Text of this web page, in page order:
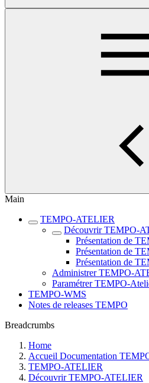
Main
TEMPO-ATELIER
Découvrir TEMPO-
Présentation de
Présentation de
Présentation de
Administrer TEMPO-
Paramétrer TEMPO-
TEMPO-WMS
Notes de releases TEMPO
Breadcrumbs
Home
Accueil Documentation
TEMPO-ATELIER
Découvrir TEMPO-ATELIER